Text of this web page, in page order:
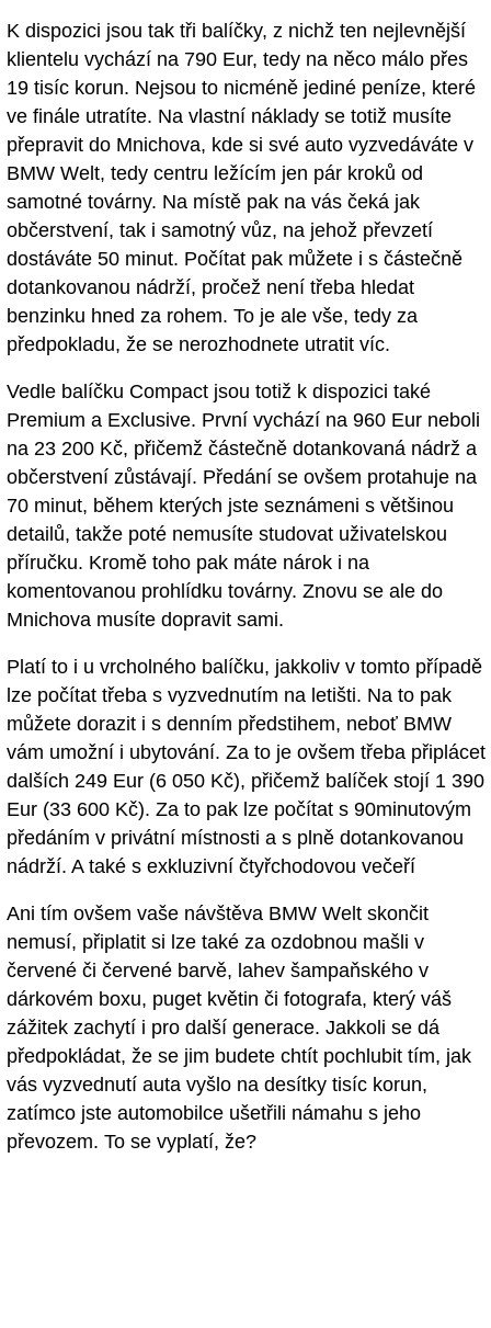
K dispozici jsou tak tři balíčky, z nichž ten nejlevnější
klientelu vychází na 790 Eur, tedy na něco málo přes
19 tisíc korun. Nejsou to nicméně jediné peníze, které
ve finále utratíte. Na vlastní náklady se totiž musíte
přepravit do Mnichova, kde si své auto vyzvedáváte v
BMW Welt, tedy centru ležícím jen pár kroků od
samotné továrny. Na místě pak na vás čeká jak
občerstvení, tak i samotný vůz, na jehož převzetí
dostáváte 50 minut. Počítat pak můžete i s částečně
dotankovanou nádrží, pročež není třeba hledat
benzinku hned za rohem. To je ale vše, tedy za
předpokladu, že se nerozhodnete utratit víc.
Vedle balíčku Compact jsou totiž k dispozici také
Premium a Exclusive. První vychází na 960 Eur neboli
na 23 200 Kč, přičemž částečně dotankovaná nádrž a
občerstvení zůstávají. Předání se ovšem protahuje na
70 minut, během kterých jste seznámeni s většinou
detailů, takže poté nemusíte studovat uživatelskou
příručku. Kromě toho pak máte nárok i na
komentovanou prohlídku továrny. Znovu se ale do
Mnichova musíte dopravit sami.
Platí to i u vrcholného balíčku, jakkoliv v tomto případě
lze počítat třeba s vyzvednutím na letišti. Na to pak
můžete dorazit i s denním předstihem, neboť BMW
vám umožní i ubytování. Za to je ovšem třeba připlácet
dalších 249 Eur (6 050 Kč), přičemž balíček stojí 1 390
Eur (33 600 Kč). Za to pak lze počítat s 90minutovým
předáním v privátní místnosti a s plně dotankovanou
nádrží. A také s exkluzivní čtyřchodovou večeří
Ani tím ovšem vaše návštěva BMW Welt skončit
nemusí, připlatit si lze také za ozdobnou mašli v
červené či červené barvě, lahev šampaňského v
dárkovém boxu, puget květin či fotografa, který váš
zážitek zachytí i pro další generace. Jakkoli se dá
předpokládat, že se jim budete chtít pochlubit tím, jak
vás vyzvednutí auta vyšlo na desítky tisíc korun,
zatímco jste automobilce ušetřili námahu s jeho
převozem. To se vyplatí, že?